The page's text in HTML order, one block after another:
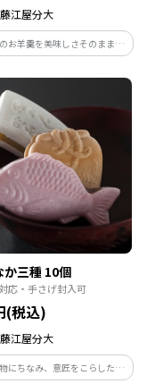
藤江屋分大
お羊羹を美味しさそのままで
サイズにてご用意いたしまし
羊羹」「梅の春」「茶の庵」
か」風味豊かな４種類の味をお
楽しみください。
か三種 10個
応・手さげ封入可
(税込)
藤江屋分大
にちなみ、意匠をこらした三
の詰め合わせです。 鯛もなか